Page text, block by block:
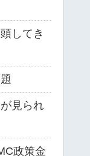
してき
見られ
政策金